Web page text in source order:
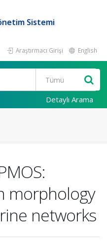
Sistemi
Araştırmacı Girişi English
Detaylı Arama
morphology
networks